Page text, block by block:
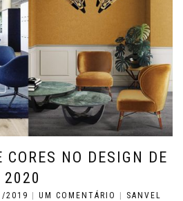
CORES NO DESIGN DE
2020
2019 | UM COMENTÁRIO | SANVEL